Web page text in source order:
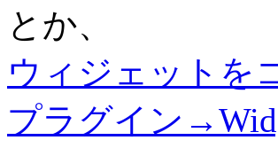
とか、
ウィジェットを
プラグイン